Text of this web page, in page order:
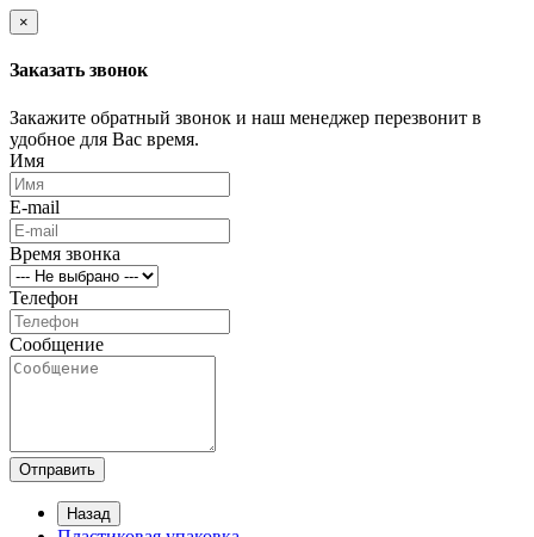
×
Заказать звонок
Закажите обратный звонок и наш менеджер перезвонит в
удобное для Вас время.
Имя
E-mail
Время звонка
Телефон
Сообщение
Отправить
Назад